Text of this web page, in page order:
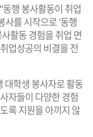
행 봉사활동이 취업
사를 시작으로 ‘동행
활동 경험을 취업 면
업성공의 비결을 전
대학생 봉사자로 활동
자들이 다양한 경험
록 지원을 아끼지 않